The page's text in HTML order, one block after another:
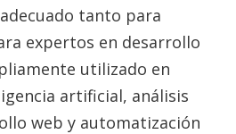
tanto para
expertos en desarrollo
utilizado en
artificial, análisis
web y automatización